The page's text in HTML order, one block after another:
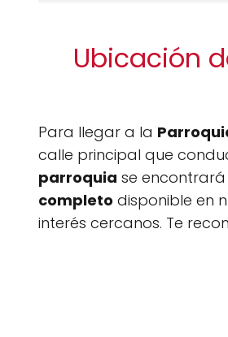
Ubicación
Para llegar a la
calle principal que
parroquia se
completo disponible en
interés cercanos. Te